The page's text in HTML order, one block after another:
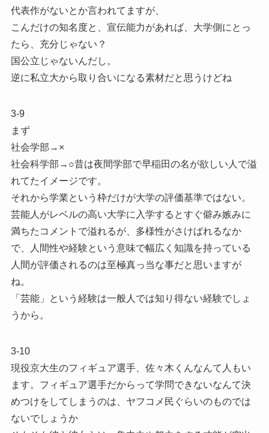
代表作がないとか言われてますが、
こんだけの知名度と、宣伝能力があれば、大学側にとっ
たら、充分じゃない？
国公立じゃないんだし。
逆に私立大から取り合いになる素材だと思うけどね
3-9
まず
社会学部→×
社会科学部→○昔は夜間学部で早稲田の名が欲しい人で溢
れてたイメージです。
それから学業という枠だけが大学の評価基準ではない。
芸能人がレベルの高い大学に入学するとすぐ僻み嫉みに
満ちたコメントで溢れるが、多様性がさけばれるなか
で、人間性や経験という意味で幅広く知識を持っている
人間が評価されるのは至極真っ当な事だと思いますが
ね。
「芸能」という経験は一般人では知り得ない経験でしょ
うから。
3-10
現役京大生のフィギュア選手、佐々木くんなんて人もい
ます。フィギュア選手だからって学問できないなんて決
めつけをしてしまうのは、ヤフコメ民ぐらいのものでは
ないでしょうか